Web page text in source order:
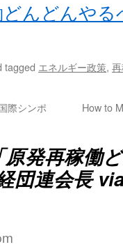
どんどんや
tagged エネルギー政策,
際シンポ
How to
原発再稼働
団連会長